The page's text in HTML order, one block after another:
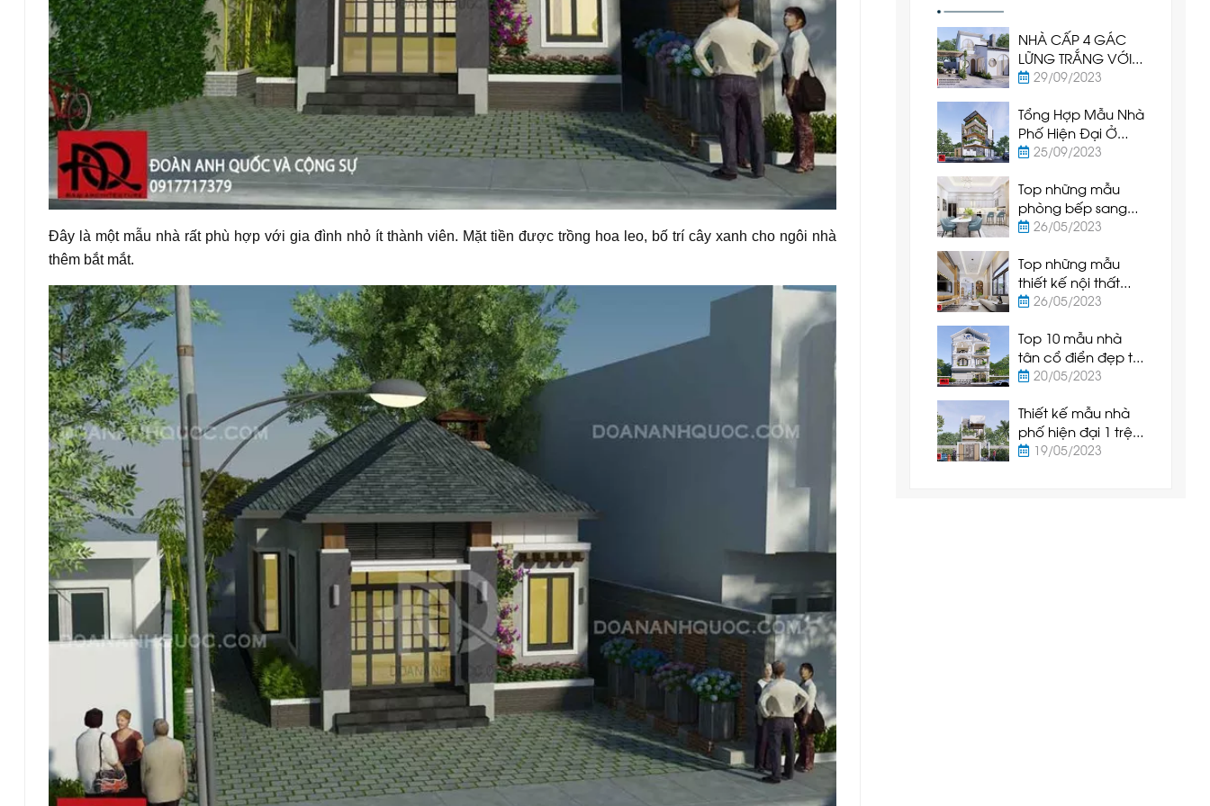
Đây là một mẫu nhà rất phù hợp với gia đình nhỏ ít thành viên. Mặt tiền được trồng hoa leo, bố trí cây xanh cho ngôi nhà
thêm bắt mắt.
NHÀ CẤP 4 GÁC
LỮNG TRẮNG VỚI
CỬA VÒM TRÒN -
VỜI
29/09/2023
Tổng Hợp Mẫu Nhà
Phố Hiện Đại Ở
Phan Thiết - Bình
25/09/2023
Top những mẫu
phòng bếp sang
trọng và hiện đại
nhất hiện nay
26/05/2023
Top những mẫu
thiết kế nội thất
phòng khách hiện
nhất hiện nay
26/05/2023
Top 10 mẫu nhà
tân cổ điển đẹp tại
Phan Thiết - Bình
20/05/2023
Thiết kế mẫu nhà
phố hiện đại 1 trệt
1 lầu tại Tuy Phong
19/05/2023